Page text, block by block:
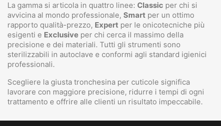
La gamma si articola in quattro linee: Classic per chi si
avvicina al mondo professionale, Smart per un ottimo
rapporto qualità-prezzo, Expert per le onicotecniche più
esigenti e Exclusive per chi cerca il massimo della
precisione e dei materiali. Tutti gli strumenti sono
sterilizzabili in autoclave e conformi agli standard igienici
professionali.
Scegliere la giusta tronchesina per cuticole significa
lavorare con maggiore precisione, ridurre i tempi di ogni
trattamento e offrire alle clienti un risultato impeccabile.